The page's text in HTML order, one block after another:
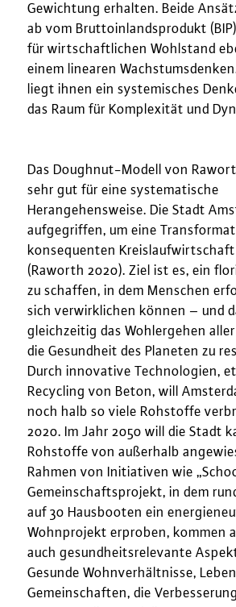
Gewichtung erhalten. Beide
ab vom Bruttoinlandsprodukt
für wirtschaftlichen Wohlstand
einem linearen
liegt ihnen ein systemisches
das Raum für Komplexität und
Das Doughnut-Modell von
sehr gut für eine systematische
Herangehensweise. Die Stadt
aufgegriffen, um eine
konsequenten
(Raworth 2020). Ziel ist es, ein
zu schaffen, in dem Menschen
sich verwirklichen können – und
gleichzeitig das Wohlergehen
die Gesundheit des Planeten zu
Durch innovative Technologien,
Recycling von Beton, will
noch halb so viele Rohstoffe
2020. Im Jahr 2050 will die Stadt
Rohstoffe von außerhalb
Rahmen von Initiativen wie
Gemeinschaftsprojekt, in dem
auf 30 Hausbooten ein
Wohnprojekt erproben, kommen
auch gesundheitsrelevante
Gesunde Wohnverhältnisse,
Gemeinschaften, die